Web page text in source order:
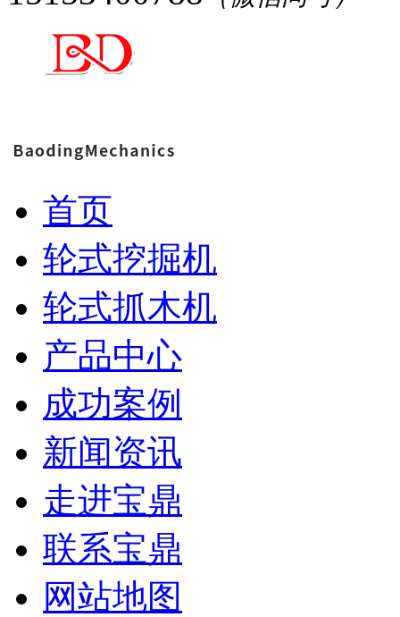
首页
轮式挖掘机
轮式抓木机
产品中心
成功案例
新闻资讯
走进宝鼎
联系宝鼎
网站地图